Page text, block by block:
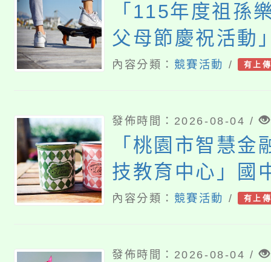
「115年度祖孫
父母節慶祝活動
內容分類： 競賽活動 / 有上
發佈時間：2026-08-04 /
「桃園市智慧金
技教育中心」國
動
內容分類： 競賽活動 / 有上
發佈時間：2026-08-04 /